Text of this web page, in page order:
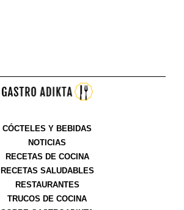
CÓCTELES Y BEBIDAS
NOTICIAS
RECETAS DE COCINA
RECETAS SALUDABLES
RESTAURANTES
TRUCOS DE COCINA